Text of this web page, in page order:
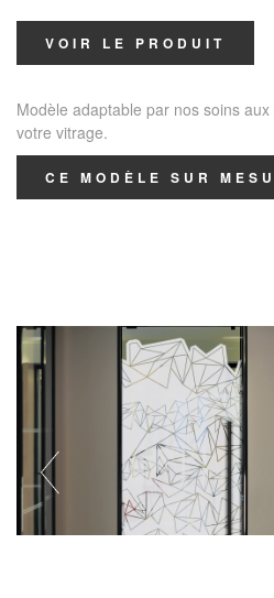
VOIR LE PRODUIT
Modèle adaptable par nos soins
votre vitrage.
CE MODÈLE SUR